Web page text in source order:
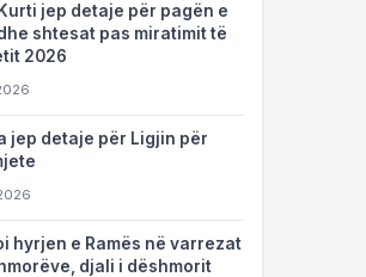
jep detaje për pagën e
shtesat pas miratimit të
2026
jep detaje për Ligjin për
hyrjen e Ramës në varrezat
djali i dëshmorit